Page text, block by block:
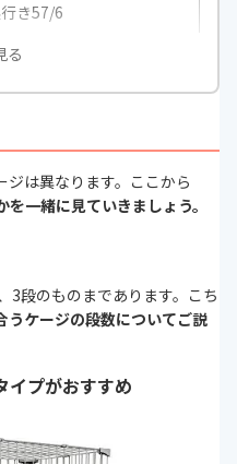
き57/6
ペース:5.1
:合成樹脂化粧パーティ
(メラミン樹脂)/ABS樹
る
は異なります。ここから
一緒に見ていきましょう。
3段のものまであります。こち
うケージの段数についてご説
イプがおすすめ